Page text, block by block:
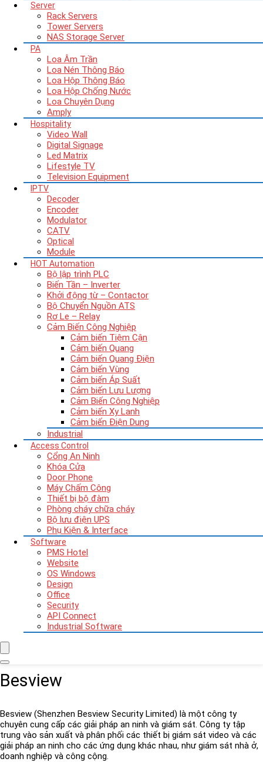
Server
Rack Servers
Tower Servers
NAS Storage Server
PA
Loa Âm Trần
Loa Nén Thông Báo
Loa Hộp Thông Báo
Loa Hộp Chống Nước
Loa Chuyên Dụng
Amply
Hospitality
Video Wall
Digital Signage
Led Matrix
Lifestyle TV
Television Equipment
IPTV
Decoder
Encoder
Modulator
CATV
Optical
Module
HOT Automation
Bộ lập trình PLC
Biến Tần – Inverter
Khởi động từ – Contactor
Bộ Chuyển Nguồn ATS
Rơ Le – Relay
Cảm Biến Công Nghiệp
Cảm biến Tiệm Cận
Cảm biến Quang
Cảm biến Quang Điện
Cảm biến Vùng
Cảm biến Áp Suất
Cảm biến Lưu Lượng
Cảm Biến Công Nghiệp
Cảm biến Xy Lanh
Cảm biến Điện Dung
Industrial
Access Control
Cổng An Ninh
Khóa Cửa
Door Phone
Máy Chấm Công
Thiết bị bộ đàm
Phòng cháy chữa cháy
Bộ lưu điện UPS
Phụ Kiện & Interface
Software
PMS Hotel
Website
OS Windows
Design
Office
Security
API Connect
Industrial Software
Besview
Besview (Shenzhen Besview Security Limited) là một công ty
chuyên cung cấp các giải pháp an ninh và giám sát. Công ty tập
trung vào sản xuất và phân phối các thiết bị giám sát video và các
giải pháp an ninh cho các ứng dụng khác nhau, như giám sát nhà ở,
doanh nghiệp và công cộng.